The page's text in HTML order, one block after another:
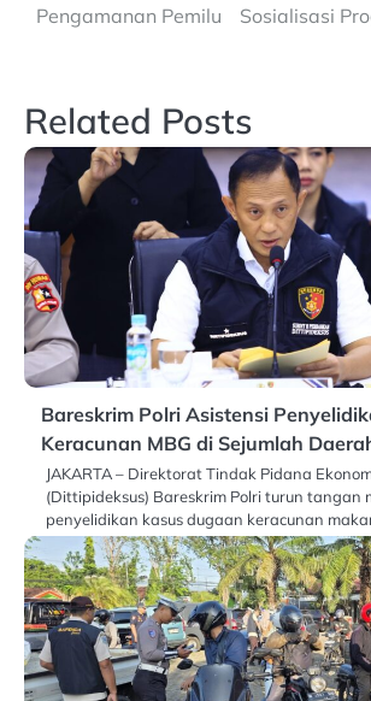
Pengamanan Pemilu
Sosialisasi
Related Posts
Bareskrim Polri Asistensi
Keracunan MBG di Sejumlah
JAKARTA – Direktorat Tindak Pidana
(Dittipideksus) Bareskrim Polri turun tangan
penyelidikan kasus dugaan keracunan